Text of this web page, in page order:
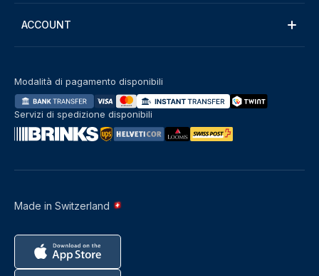
ACCOUNT
Made in Switzerland
Modalità di pagamento disponibili
Servizi di spedizione disponibili